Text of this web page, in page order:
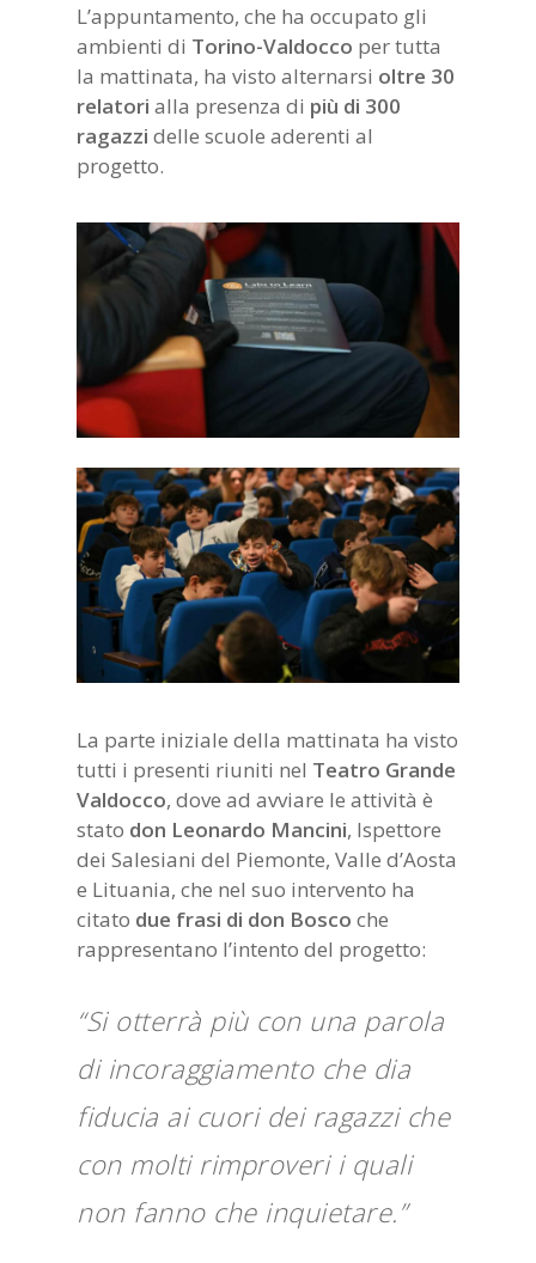
L’appuntamento, che ha occupato gli
ambienti di Torino-Valdocco per tutta
la mattinata, ha visto alternarsi oltre 30
relatori alla presenza di più di 300
ragazzi delle scuole aderenti al
progetto.
La parte iniziale della mattinata ha visto
tutti i presenti riuniti nel Teatro Grande
Valdocco, dove ad avviare le attività è
stato don Leonardo Mancini, Ispettore
dei Salesiani del Piemonte, Valle d’Aosta
e Lituania, che nel suo intervento ha
citato due frasi di don Bosco che
rappresentano l’intento del progetto:
“Si otterrà più con una parola
di incoraggiamento che dia
fiducia ai cuori dei ragazzi che
con molti rimproveri i quali
non fanno che inquietare.”